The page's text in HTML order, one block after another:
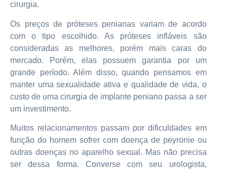
cirurgia.
Os preços de próteses penianas variam de acordo
com o tipo escolhido. As próteses infláveis são
consideradas as melhores, porém mais caras do
mercado. Porém, elas possuem garantia por um
grande período. Além disso, quando pensamos em
manter uma sexualidade ativa e qualidade de vida, o
custo de uma cirurgia de implante peniano passa a ser
um investimento.
Muitos relacionamentos passam por dificuldades em
função do homem sofrer com doença de peyronie ou
outras doenças no aparelho sexual. Mas não precisa
ser dessa forma. Converse com seu urologista,